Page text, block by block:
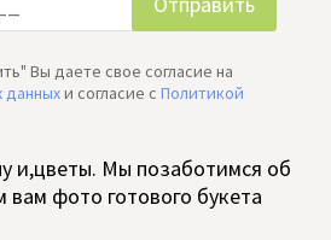
Вы даете свое согласие на
данныхи согласие c Политикой
и,цветы. Мы позаботимся об
фото готового букета